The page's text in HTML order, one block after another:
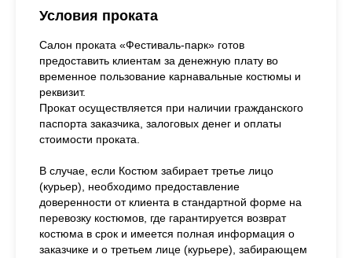
Условия проката
Салон проката «Фестиваль-парк» готов
предоставить клиентам за денежную плату во
временное пользование карнавальные костюмы и
реквизит.
Прокат осуществляется при наличии гражданского
паспорта заказчика, залоговых денег и оплаты
стоимости проката.
В случае, если Костюм забирает третье лицо
(курьер), необходимо предоставление
доверенности от клиента в стандартной форме на
перевозку костюмов, где гарантируется возврат
костюма в срок и имеется полная информация о
заказчике и о третьем лице (курьере), забирающем